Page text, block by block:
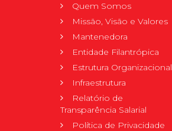
Quem Somos
Missão, Visão e Valores
Mantenedora
Entidade Filantrópica
Estrutura Organizacional
Infraestrutura
Relatório de
Transparência Salarial
Política de Privacidade